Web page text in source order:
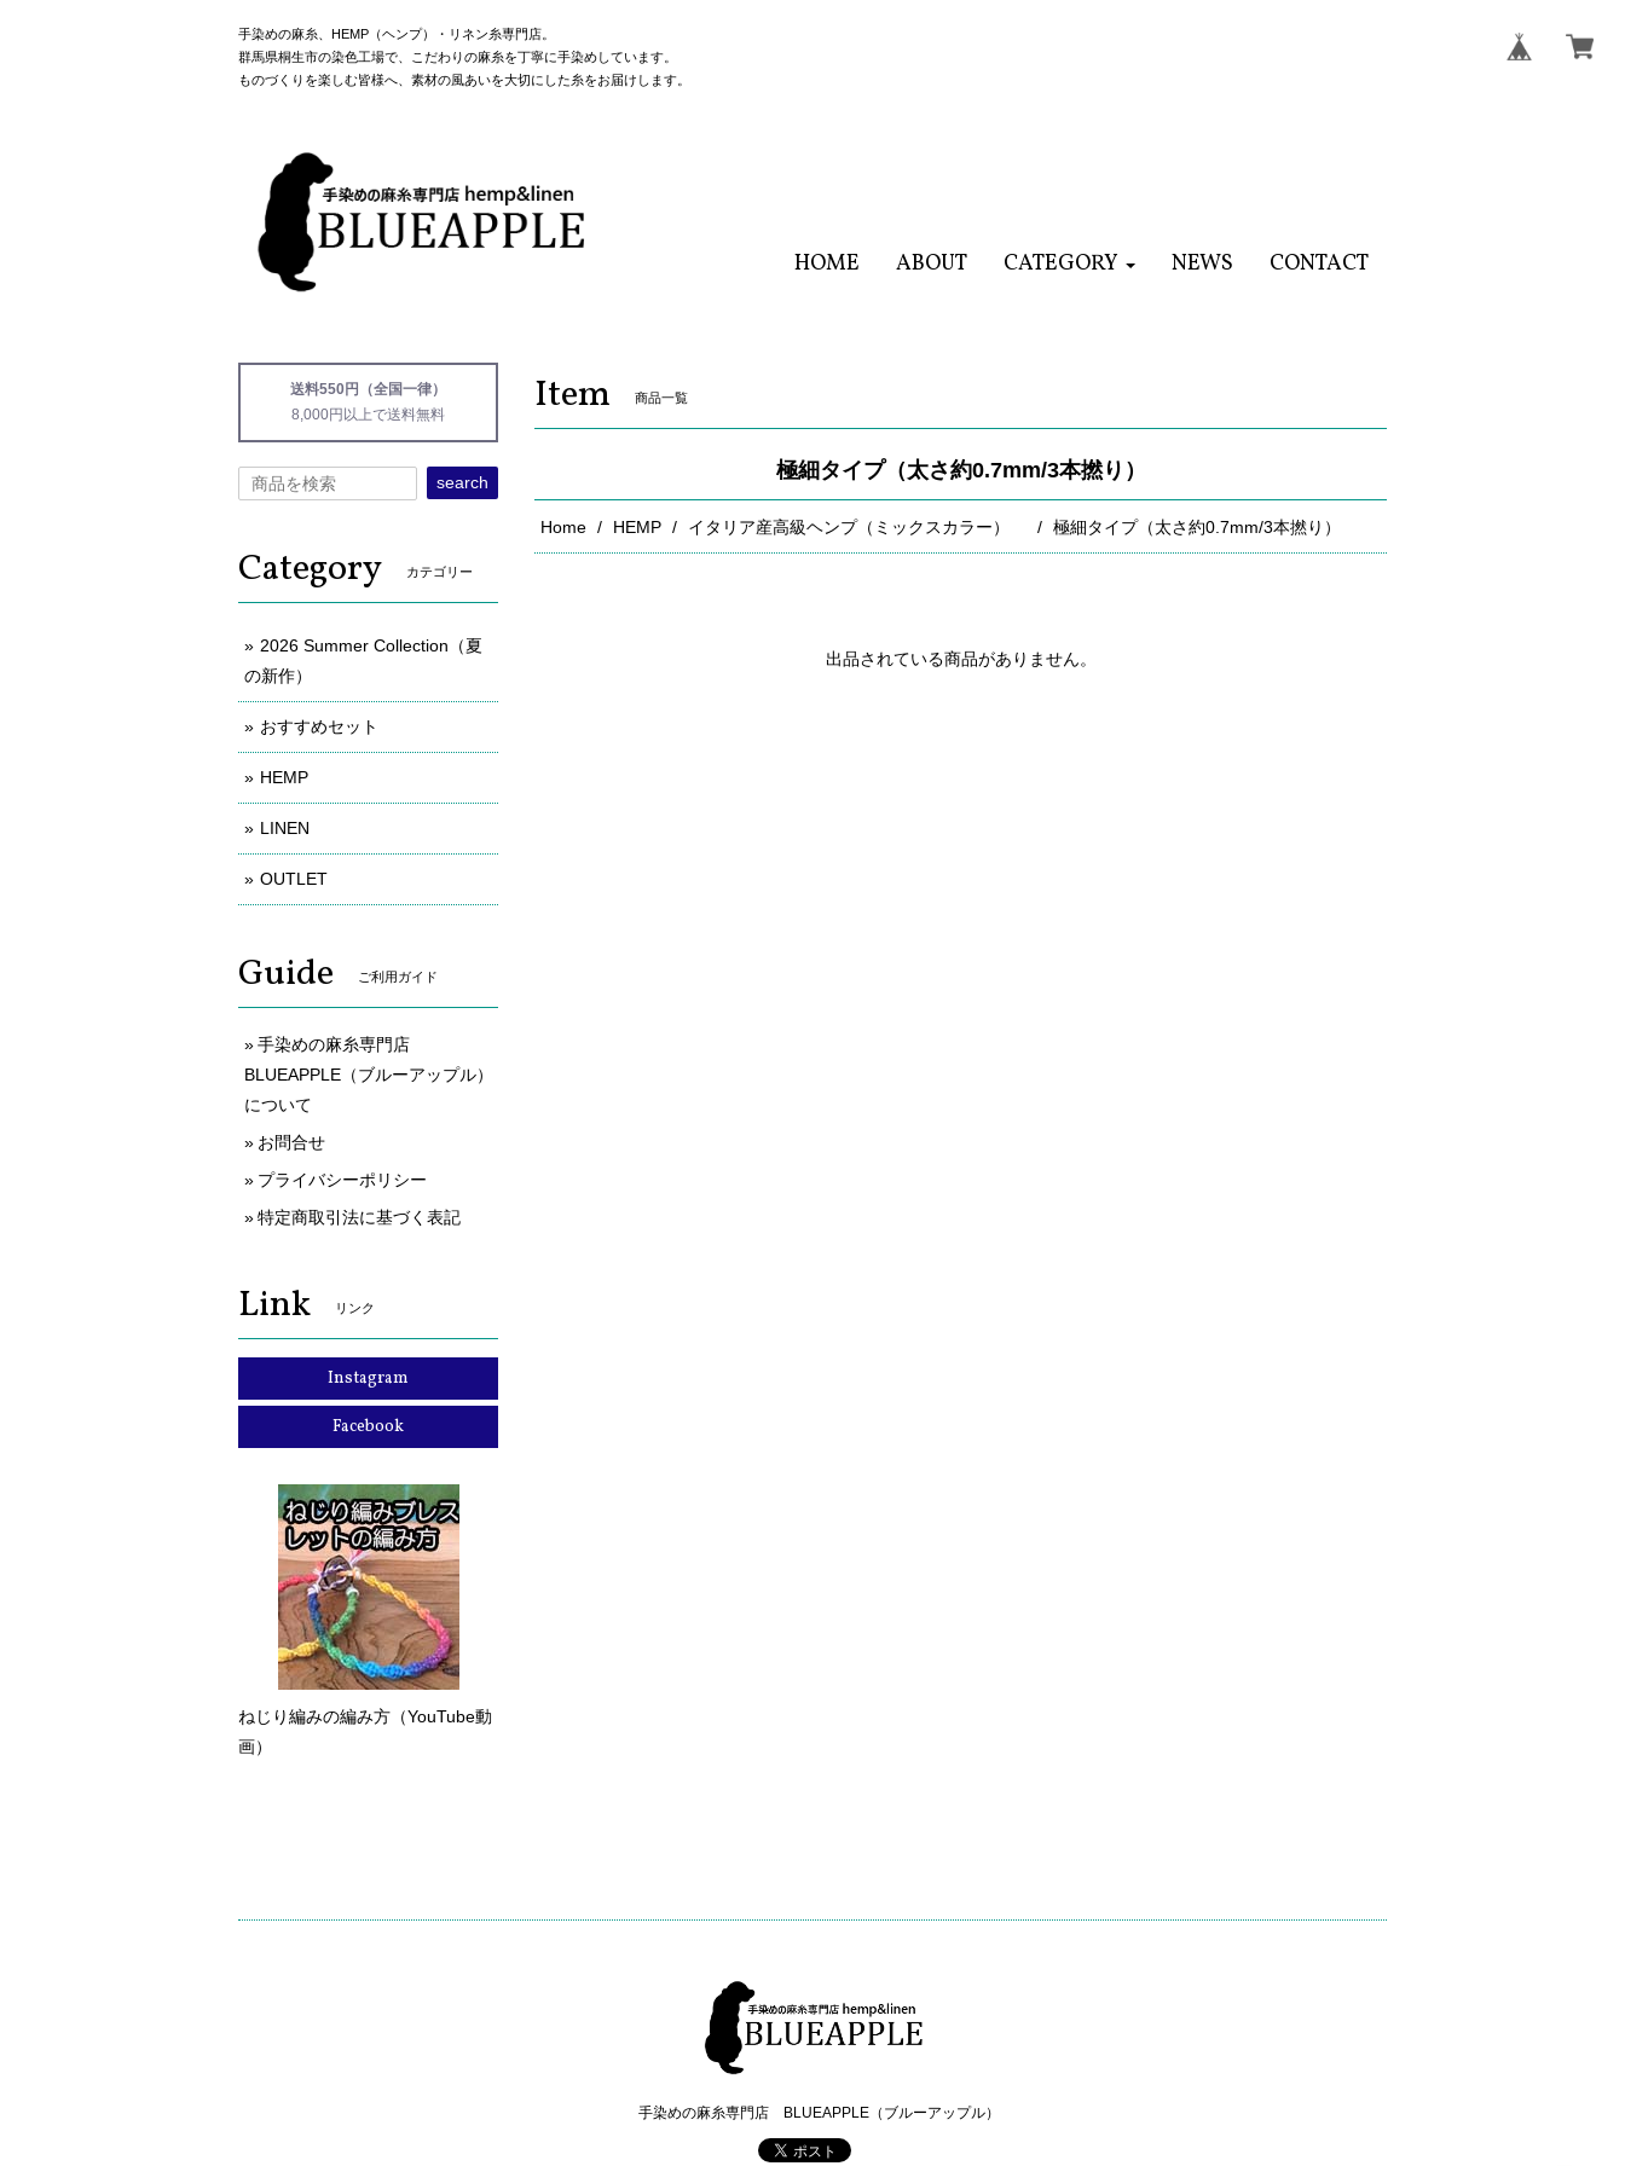
手染めの麻糸、HEMP（ヘンプ）・リネン糸専門店。
群馬県桐生市の染色工場で、こだわりの麻糸を丁寧に手染めしています。
ものづくりを楽しむ皆様へ、素材の風あいを大切にした糸をお届けします。
HOME ABOUT CATEGORY NEWS CONTACT
Item 商品一覧
極細タイプ（太さ約0.7mm/3本撚り）
Home HEMP イタリア産高級ヘンプ（ミックスカラー） 極細タイプ（太さ約0.7mm/3本撚り）
出品されている商品がありません。
送料550円（全国一律）
8,000円以上で送料無料
search
Category カテゴリー
2026 Summer Collection（夏
の新作）
おすすめセット
HEMP
LINEN
OUTLET
Guide ご利用ガイド
手染めの麻糸専門店
BLUEAPPLE（ブルーアップル）
について
お問合せ
プライバシーポリシー
特定商取引法に基づく表記
Link リンク
Instagram
Facebook
ねじり編みの編み方（YouTube動
画）
手染めの麻糸専門店 BLUEAPPLE（ブルーアップル）